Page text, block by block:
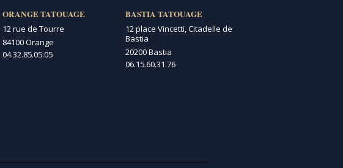
ORANGE TATOUAGE
12 rue de Tourre
84100 Orange
04.32.85.05.05
BASTIA TATOUAGE
12 place Vincetti, Citadelle de
Bastia
20200 Bastia
06.15.60.31.76